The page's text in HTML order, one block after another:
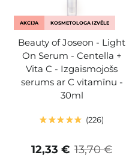
AKCIJA KOSMETOLOGA IZVĒLE
Beauty of Joseon - Light
On Serum - Centella +
Vita C - Izgaismojošs
serums ar C vitamīnu -
30ml
226
13,70 €
12,33 €